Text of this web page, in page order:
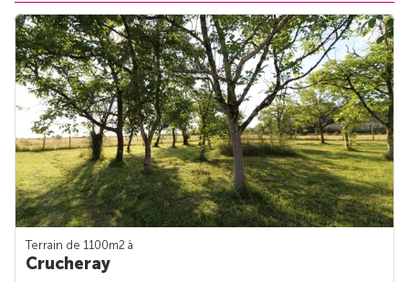
Terrain de 1100m2 à
Crucheray